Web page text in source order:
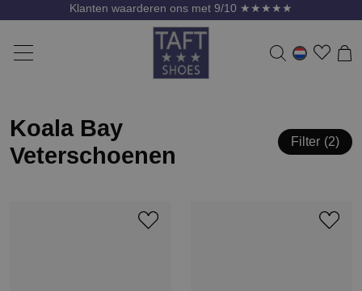
Klanten waarderen ons met 9/10 ★★★★★
Koala Bay
Veterschoenen
Filter 2